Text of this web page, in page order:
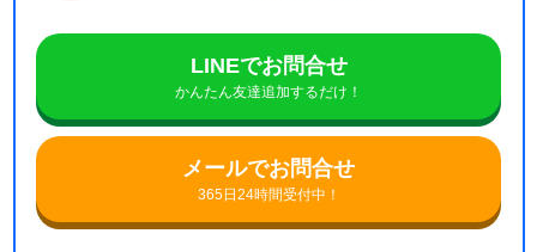
LINEでお問合せ
かんたん友達追加するだけ！
メールでお問合せ
365日24時間受付中！